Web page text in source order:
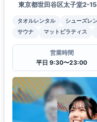
東京都世田谷区太子堂2-
タオルレンタル シューズレ
サウナ
マットピラティス
営業時間
平日 9:30〜23:00